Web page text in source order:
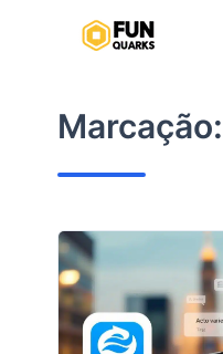
conteúdoMarcação: